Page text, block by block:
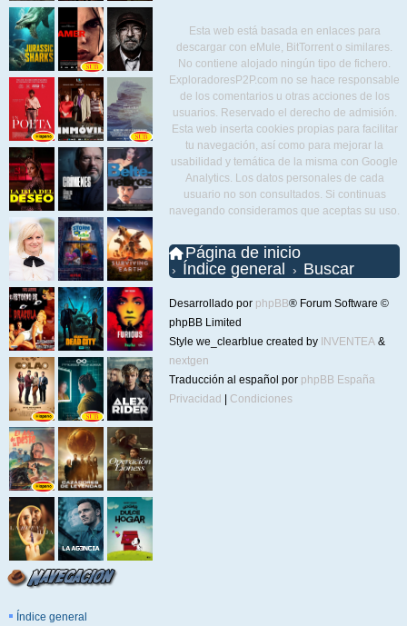
Índice general
Esta web está basada en enlaces para
descargar con eMule, BitTorrent o similares.
No contiene alojado ningún tipo de fichero.
ExploradoresP2P.com no se hace responsable
de los comentarios u otras acciones de los
usuarios. Reservado el derecho de admisión.
Esta web inserta cookies propias para facilitar
tu navegación, así como para mejorar la
usabilidad y temática de la misma con Google
Analytics. Los datos personales de cada
usuario no son consultados. Si continuas
navegando consideramos que aceptas su uso.
Página de inicio
Índice general
Buscar
Desarrollado por phpBB® Forum Software ©
phpBB Limited
Style we_clearblue created by INVENTEA &
nextgen
Traducción al español por phpBB España
Privacidad
Condiciones